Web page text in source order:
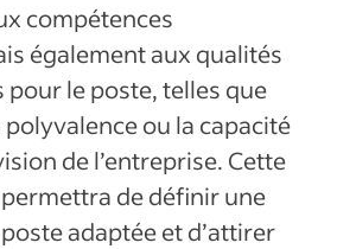
compétences
également aux qualités
pour le poste, telles que
polyvalence ou la capacité
de l’entreprise. Cette
de définir une
adaptée et d’attirer